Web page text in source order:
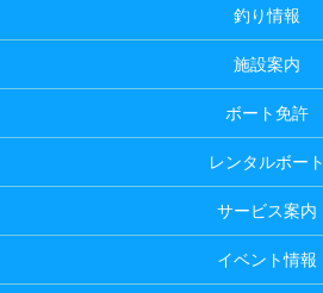
釣り情報
施設案内
ボート免許
レンタルボート
サービス案内
イベント情報